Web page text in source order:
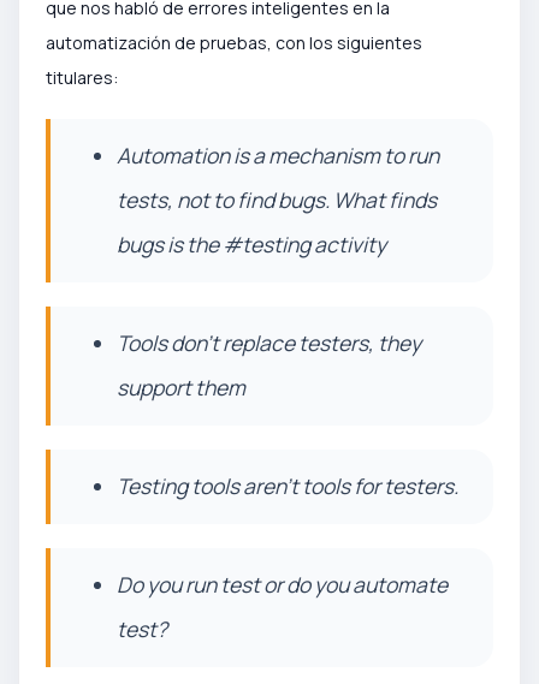
que nos habló de errores inteligentes en la
automatización de pruebas, con los siguientes
titulares:
Automation is a mechanism to run
tests, not to find bugs. What finds
bugs is the #testing activity
Tools don't replace testers, they
support them
Testing tools aren't tools for testers.
Do you run test or do you automate
test?